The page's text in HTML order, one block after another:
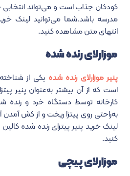
کودکان جذاب است و می‌تواند انتخابی
مدرسه باشد.شما می‌توانید لینک
انتهای متن مشاهده کنید.
موزارلای رنده شده
پنیر موزارلای رنده شده یکی از
است که از آن بیشتر به‌عنوان پنیر
کارخانه توسط دستگاه خرد و رنده
به‌راحتی روی پیتزا ریخت و از کش
لینک خرید پنیر پیتزای رنده شده
کنید.
موزارلای پیچی